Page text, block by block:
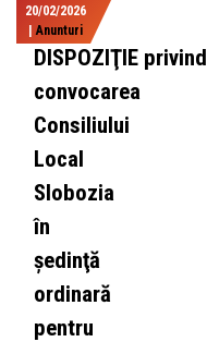
20/02/2026
|Anunturi
DISPOZIŢIE privind
convocarea
Consiliului
Local
Slobozia
în
şedinţă
ordinară
pentru